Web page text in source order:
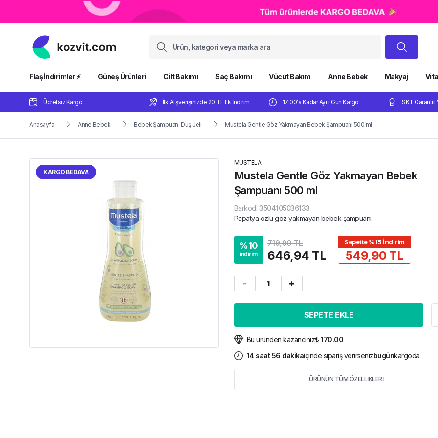
Flaş İndirimler ⚡️ Güneş Ürünleri Cilt Bakımı Saç Bakımı Vücut Bakım Anne Bebek Makyaj
Ücretsiz Kargo İlk Alışverişinizde 20 TL Ek İndirim 17:00'a Kadar Aynı Gün Kargo SKT Garantili
Anasayfa Anne Bebek Bebek Şampuan-Duş Jeli Mustela Gentle Göz Yakmayan Bebek Şampuanı 500 ml
KARGO BEDAVA
MUSTELA
Mustela Gentle Göz Yakmayan Bebek
Şampuanı 500 ml
Barkod: 3504105036133
Papatya özlü göz yakmayan bebek şampuanı
%10
indirim
719,90 TL
646,94 TL
Sepette %15 İndirim
549,90 TL
1
SEPETE EKLE
Bu üründen kazancınız₺ 170.00
14 saat 56 dakikaiçinde sipariş verirsenizbugünkargoda
ÜRÜNÜN TÜM ÖZELLİKLERİ